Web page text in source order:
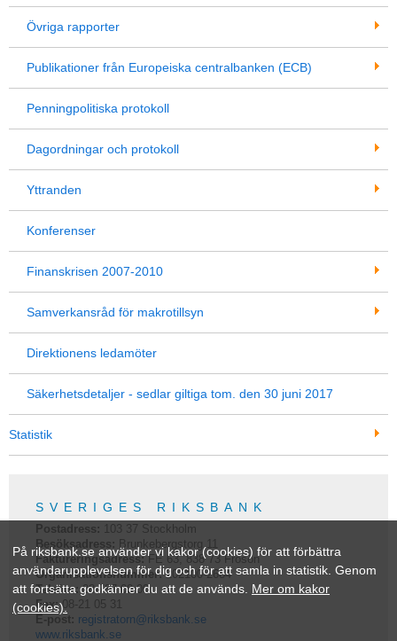
Övriga rapporter
Publikationer från Europeiska centralbanken (ECB)
Penningpolitiska protokoll
Dagordningar och protokoll
Yttranden
Konferenser
Finanskrisen 2007-2010
Samverkansråd för makrotillsyn
Direktionens ledamöter
Säkerhetsdetaljer - sedlar giltiga tom. den 30 juni 2017
Statistik
SVERIGES RIKSBANK
Postadress: 103 37 Stockholm
Besöksadress: Brunkebergstorg 11
Faktureringsadress:FE 63, 838 73 Frösön
Organisationsnummer:202100-2684
Telefon: 08-787 00 00
Fax:08-21 05 31
E-post: registratorn@riksbank.se
www.riksbank.se
På riksbank.se använder vi kakor (cookies) för att förbättra
användarupplevelsen för dig och för att samla in statistik. Genom
att fortsätta godkänner du att de används. Mer om kakor
(cookies).